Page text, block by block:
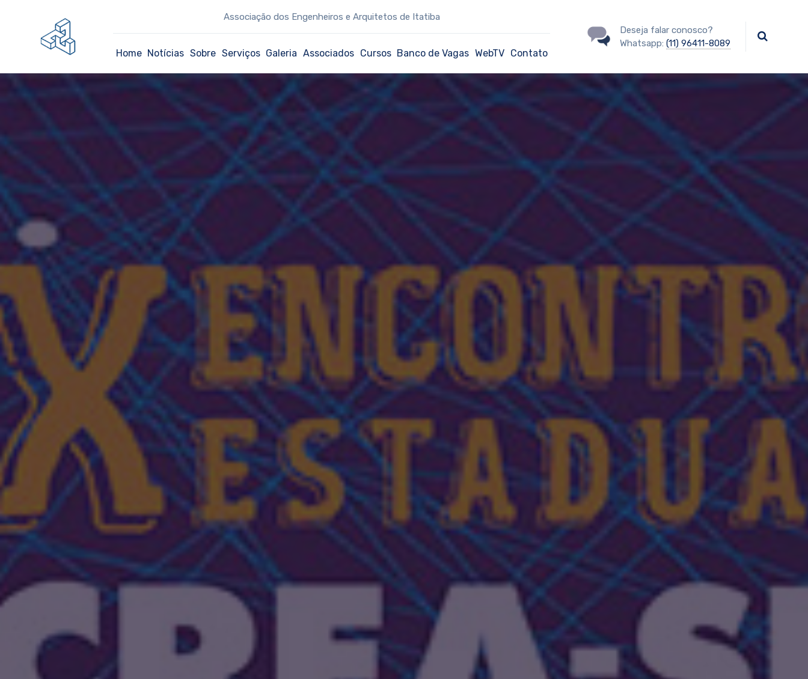
Associação dos Engenheiros e Arquitetos de Itatiba
Home Notícias Sobre Serviços Galeria Associados Cursos Banco de Vagas WebTV Contato
Deseja falar conosco?
Whatsapp: (11) 96411-8089